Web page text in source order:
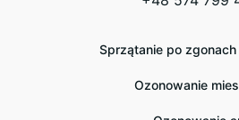
Sprzątanie po
Ozonowanie